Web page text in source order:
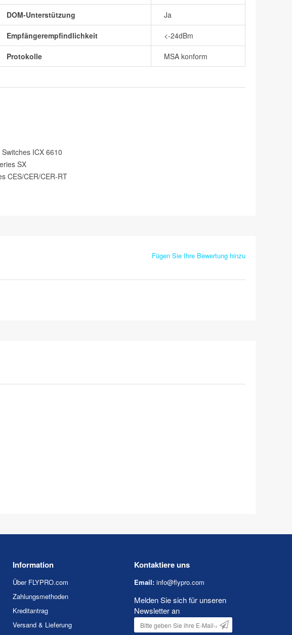
DOM-Unterstützung Ja
Empfängerempfindlichkeit <-24dBm
Protokolle MSA konform
ICX 6610
SX
CES/CER/CER-RT
Fügen Sie Ihre Bewertung hinzu
Information
Über FLYPRO.com
Zahlungsmethoden
Kreditantrag
Versand & Lieferung
Kontaktiere uns
Email: info@flypro.com
Melden Sie sich für unseren
Newsletter an